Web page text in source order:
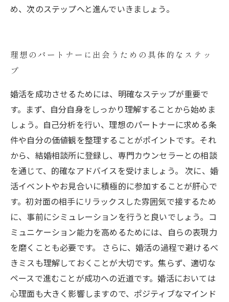
め、次のステップへと進んでいきましょう。
理想のパートナーに出会うための具体的なステッ
プ
婚活を成功させるためには、明確なステップが重要で
す。まず、自分自身をしっかり理解することから始めま
しょう。自己分析を行い、理想のパートナーに求める条
件や自分の価値観を整理することがポイントです。それ
から、結婚相談所に登録し、専門カウンセラーとの相談
を通じて、的確なアドバイスを受けましょう。 次に、婚
活イベントやお見合いに積極的に参加することが肝心で
す。初対面の相手にリラックスした雰囲気で接するため
に、事前にシミュレーションを行うと良いでしょう。コ
ミュニケーション能力を高めるためには、自らの表現力
を磨くことも必要です。 さらに、婚活の過程で避けるべ
きミスも理解しておくことが大切です。焦らず、適切な
ペースで進むことが成功への近道です。婚活においては
心理面も大きく影響しますので、ポジティブなマインド